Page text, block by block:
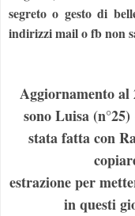
segreto o gesto di
indirizzi mail o fb non
Aggiornamento
sono Luisa
stata fatta con
estrazione per
in questi